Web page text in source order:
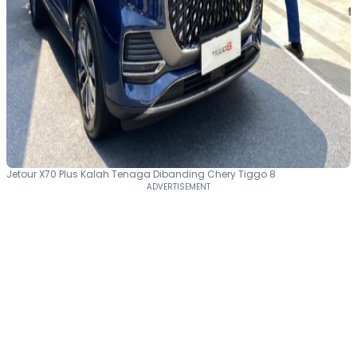
Jetour X70 Plus Kalah Tenaga Dibanding Chery Tiggo 8